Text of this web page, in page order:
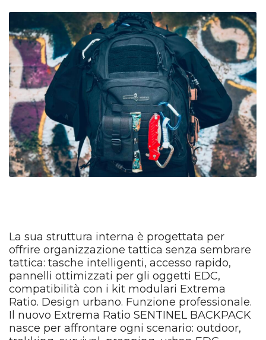
La sua struttura interna è progettata per
offrire organizzazione tattica senza sembrare
tattica: tasche intelligenti, accesso rapido,
pannelli ottimizzati per gli oggetti EDC,
compatibilità con i kit modulari Extrema
Ratio. Design urbano. Funzione professionale.
Il nuovo Extrema Ratio SENTINEL BACKPACK
nasce per affrontare ogni scenario: outdoor,